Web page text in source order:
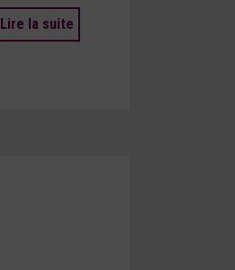
Lire la suite